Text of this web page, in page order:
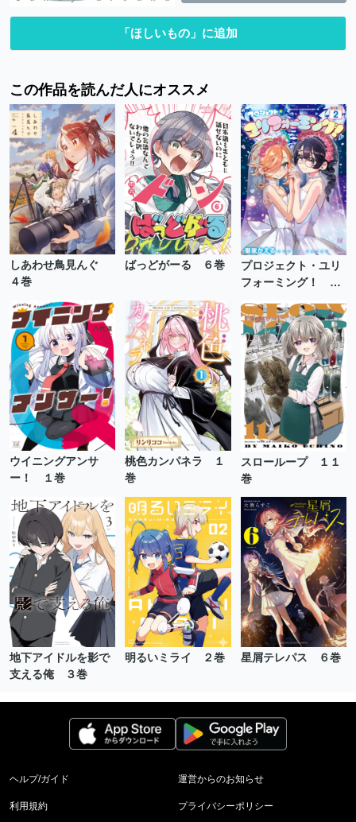
「ほしいもの」に追加
この作品を読んだ人にオススメ
しあわせ鳥見んぐ
４巻
ばっどがーる ６巻
プロジェクト・ユリ
フォーミング！ ２
ウイニングアンサ
ー！ １巻
桃色カンパネラ １
巻
スローループ １１
巻
地下アイドルを影で
支える俺 ３巻
明るいミライ ２巻 星屑テレパス ６巻
ヘルプ/ガイド 運営からのお知らせ
利用規約 プライバシーポリシー